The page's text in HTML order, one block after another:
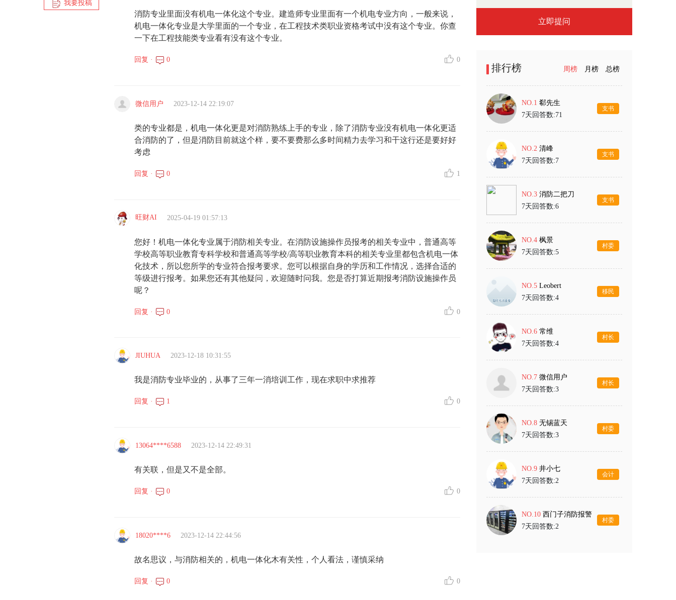
我要投稿
消防专业里面没有机电一体化这个专业。建造师专业里面有一个机电专业方向，一般来说，
机电一体化专业是大学里面的一个专业，在工程技术类职业资格考试中没有这个专业。你查
一下在工程技能类专业看有没有这个专业。
回复 · 0 0
微信用户 2023-12-14 22:19:07
类的专业都是，机电一体化更是对消防熟练上手的专业，除了消防专业没有机电一体化更适
合消防的了，但是消防目前就这个样，要不要费那么多时间精力去学习和干这行还是要好好
考虑
回复 · 0 1
旺财AI 2025-04-19 01:57:13
您好！机电一体化专业属于消防相关专业。在消防设施操作员报考的相关专业中，普通高等
学校高等职业教育专科学校和普通高等学校/高等职业教育本科的相关专业里都包含机电一体
化技术，所以您所学的专业符合报考要求。您可以根据自身的学历和工作情况，选择合适的
等级进行报考。如果您还有其他疑问，欢迎随时问我。您是否打算近期报考消防设施操作员
呢？
回复 · 0 0
JIUHUA 2023-12-18 10:31:55
我是消防专业毕业的，从事了三年一消培训工作，现在求职中求推荐
回复 · 1 0
13064****6588 2023-12-14 22:49:31
有关联，但是又不是全部。
回复 · 0 0
18020****6 2023-12-14 22:44:56
故名思议，与消防相关的，机电一体化木有关性，个人看法，谨慎采纳
回复 · 0 0
立即提问
排行榜 周榜 月榜 总榜
NO.1 郗先生
7天回答数:71
支书
NO.2 清峰
7天回答数:7
支书
NO.3 消防二把刀
7天回答数:6
支书
NO.4 枫景
7天回答数:5
村委
NO.5 Leobert
7天回答数:4
移民
NO.6 常维
7天回答数:4
村长
NO.7 微信用户
7天回答数:3
村长
NO.8 无锡蓝天
7天回答数:3
村委
NO.9 井小七
7天回答数:2
会计
NO.10 西门子消防报警
7天回答数:2
村委